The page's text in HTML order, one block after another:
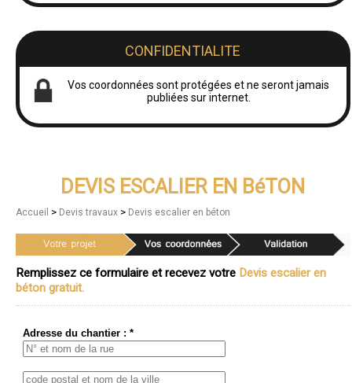
CONFIDENTIALITE
Vos coordonnées sont protégées et ne seront jamais
publiées sur internet.
DEVIS ESCALIER EN BéTON
Accueil > Devis travaux > Devis escalier en béton
Remplissez ce formulaire et recevez votre Devis escalier en
béton gratuit.
Adresse du chantier : *